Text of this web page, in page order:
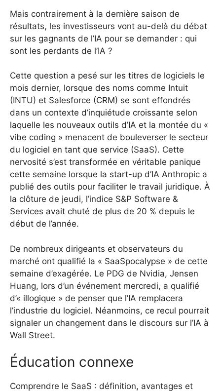
Mais contrairement à la dernière saison de
résultats, les investisseurs vont au-delà du débat
sur les gagnants de l’IA pour se demander : qui
sont les perdants de l’IA ?
Cette question a pesé sur les titres de logiciels le
mois dernier, lorsque des noms comme Intuit
(INTU) et Salesforce (CRM) se sont effondrés
dans un contexte d’inquiétude croissante selon
laquelle les nouveaux outils d’IA et la montée du «
vibe coding » menacent de bouleverser le secteur
du logiciel en tant que service (SaaS). Cette
nervosité s’est transformée en véritable panique
cette semaine lorsque la start-up d’IA Anthropic a
publié des outils pour faciliter le travail juridique. À
la clôture de jeudi, l’indice S&P Software &
Services avait chuté de plus de 20 % depuis le
début de l’année.
De nombreux dirigeants et observateurs du
marché ont qualifié la « SaaSpocalypse » de cette
semaine d’exagérée. Le PDG de Nvidia, Jensen
Huang, lors d’un événement mercredi, a qualifié
d’« illogique » de penser que l’IA remplacera
l’industrie du logiciel. Néanmoins, ce recul pourrait
signaler un changement dans le discours sur l’IA à
Wall Street.
Éducation connexe
Comprendre le SaaS : définition, avantages et